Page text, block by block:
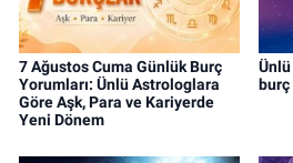
7 Ağustos Cuma Günlük Burç
Yorumları: Ünlü Astrologlara
Göre Aşk, Para ve Kariyerde
Yeni Dönem
burç